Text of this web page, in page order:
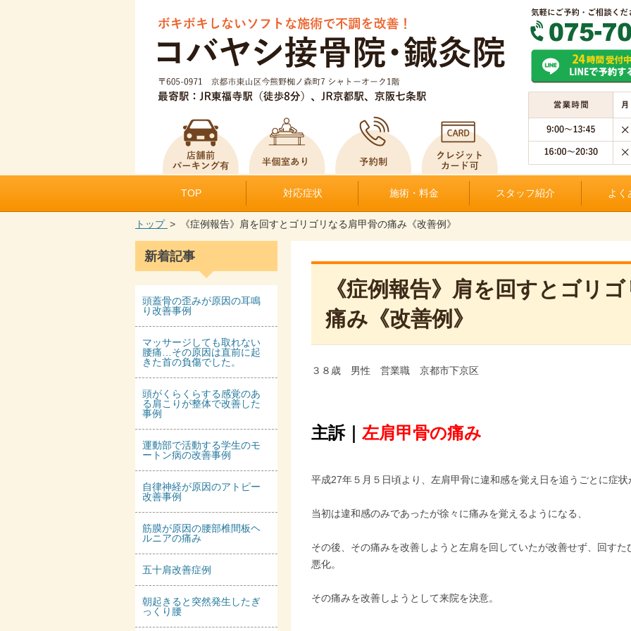
TOP 対応症状 施術・料金 スタッフ紹介 よく
トップ 《症例報告》肩を回すとゴリゴリなる肩甲骨の痛み《改善例》
《症例報告》肩を回すとゴリ
痛み《改善例》
３８歳 男性 営業職 京都市下京区
主訴｜ 左肩甲骨の痛み
平成27年５月５日頃より、左肩甲骨に違和感を覚え日を追うごとに症状
当初は違和感のみであったが徐々に痛みを覚えるようになる、
その後、その痛みを改善しようと左肩を回していたが改善せず、回す
悪化。
その痛みを改善しようとして来院を決意。
新着記事
頭蓋骨の歪みが原因の耳鳴
り改善事例
マッサージしても取れない
腰痛…その原因は直前に起
きた首の負傷でした。
頭がくらくらする感覚のあ
る肩こりが整体で改善した
事例
運動部で活動する学生のモ
ートン病の改善事例
自律神経が原因のアトピー
改善事例
筋膜が原因の腰部椎間板ヘ
ルニアの痛み
五十肩改善症例
朝起きると突然発生したぎ
っくり腰